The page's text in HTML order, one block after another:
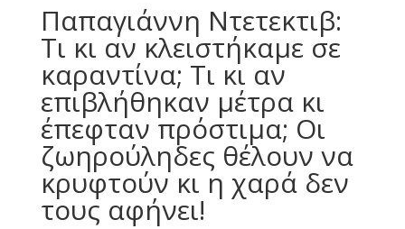
Παπαγιάννη Ντετεκτιβ:
Τι κι αν κλειστήκαμε σε
καραντίνα; Τι κι αν
επιβλήθηκαν μέτρα κι
έπεφταν πρόστιμα; Οι
ζωηρούληδες θέλουν να
κρυφτούν κι η χαρά δεν
τους αφήνει!